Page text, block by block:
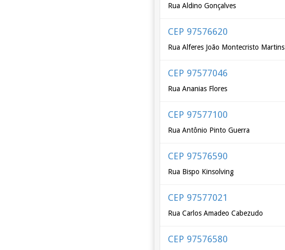
Rua Aldino Gonçalves
CEP 97576620
Rua Alferes João Montecristo Martins
CEP 97577046
Rua Ananias Flores
CEP 97577100
Rua Antônio Pinto Guerra
CEP 97576590
Rua Bispo Kinsolving
CEP 97577021
Rua Carlos Amadeo Cabezudo
CEP 97576580